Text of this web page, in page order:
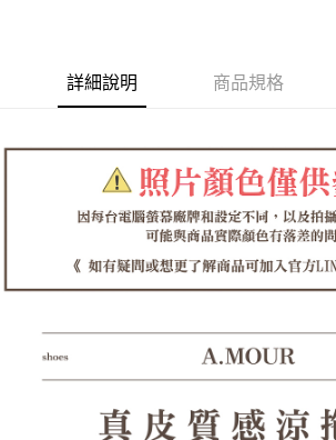
２．便利：只要手機號碼，簡訊認證，即可結帳。
３．安心：先確認商品／服務後，再付款。
１．於結帳方式選擇「AFTEE先享後付」後，將跳
結帳頁面，進行簡訊認證並確認金額後，即可完成結
２．訂單成立數日內，您將收到繳費通知簡訊。
３．收到繳費通知簡訊後14天內，點擊此簡訊中的
ATM／網路銀行／等多元方式進行付款，方視為交易
購買商品的店家。未經商家同意取消之訂單仍視為有
後付繳納相關費用。
是否繳費成功／繳費後需取消欲退款等相關疑問，請
客戶支援中心」
https://
１．透過由恩沛科技股份有限公司提供之「AFTEE
易，需依本服務之必要範圍內提供個人資料，並將交
付款後全家取貨
每筆NT$60，滿NT$1,380(含以上)免運費
每筆NT$60，滿NT$1,380(含以上)免運費
郵局
每筆NT$100，滿NT$1,380(含以上)免運費
詳細說明 商品規格